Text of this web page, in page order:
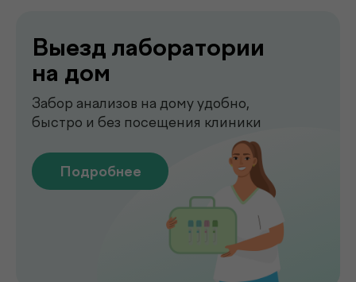
Чек-апы
Комплексная диагностика для